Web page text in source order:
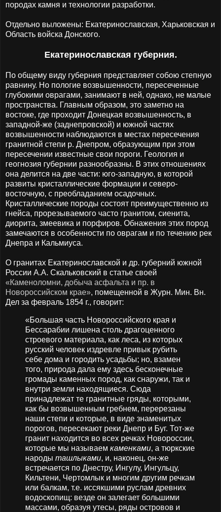
породах камня и технологии разработки.
Отдельно выложены: Екатеринославская, Харьковская и
Область войска Донского.
Екатеринославская губерния.
По общему виду губерния представляет собою степную
равнину. Но пологие возвышенности, пересеченные
глубокими оврагами, занимают в ней, однако, не малые
пространства. Главным образом, это заметно на
востоке, где проходит Донецкая возвышенность, в
западной-же (заднепровской) и южной частях
возвышенности наблюдаются в местах пересечения
гранитной степи р. Днепром, образующим при этом
пересечении известные свои пороги. Геология и
геогнозия губернии разнообразны. В этих отношениях
она делится на две части: юго-западную, в которой
развиты кристаллические формации и северо-
восточную, с преобладанием осадочных.
Кристаллические породы состоят преимущественно из
гнейса, прорезываемого часто гранитом, сиенита,
диорита, змеевика и порфиров. Обнажения этих пород
замечаются в особенности по оврагам и по течению рек
Днепра и Кальмиуса.
О гранитах Екатеринославской и др. губерний южной
России А.А. Скальковский в статье своей
«Каменоломни, добыча асфальта и пр. в
Новороссийском крае», помещенной в Журн. Мин. Вн.
Дел за февраль 1854 г., говорит:
«Большая часть Новороссийского края и
Бессарабии лишена столь драгоценного
строевого материала, как леса, из которых
русский человек издревле привык рубить
себе дома и городить усадьбы; но, взамен
того, природа дала ему здесь бесконечные
громады каменных пород, как снаружи, так и
внутри земли находящиеся. Сюда
принадлежат те гранитные гряды, которыми,
как бы возвышенным гребнем, перерезаны
наши степи и которые, в виде знаменитых
порогов, пересекают реки Днепр и Буг. Тот-же
гранит находится во всех речках Новороссии,
которые мы называем каменками, а тюркские
народы ташлыками, и, наконец, он-же
встречается по Днестру, Ингулу, Ингульцу,
Кильтени, Чертомлык и многим другим речкам
или балкам, т.е. иссякшими руслам древних
водоскопищ: везде он залегает большими
массами, образуя утесы, ряды островов и